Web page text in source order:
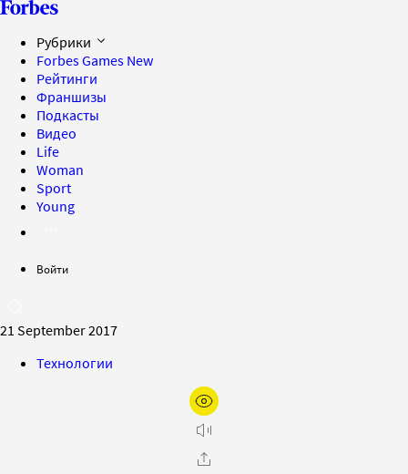
Рубрики
Forbes Games New
Рейтинги
Франшизы
Подкасты
Видео
Life
Woman
Sport
Young
Войти
21 September 2017
Технологии